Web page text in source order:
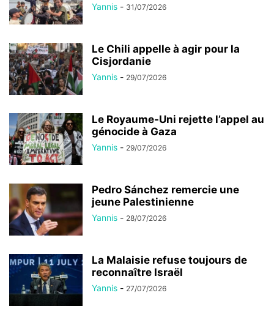
Yannis - 31/07/2026
Le Chili appelle à agir pour la
Cisjordanie
Yannis - 29/07/2026
Le Royaume-Uni rejette l’appel au
génocide à Gaza
Yannis - 29/07/2026
Pedro Sánchez remercie une
jeune Palestinienne
Yannis - 28/07/2026
La Malaisie refuse toujours de
reconnaître Israël
Yannis - 27/07/2026